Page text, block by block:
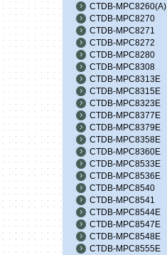
CTDB-MPC8260(A)
CTDB-MPC8270
CTDB-MPC8271
CTDB-MPC8272
CTDB-MPC8280
CTDB-MPC8308
CTDB-MPC8313E
CTDB-MPC8315E
CTDB-MPC8323E
CTDB-MPC8377E
CTDB-MPC8379E
CTDB-MPC8358E
CTDB-MPC8360E
CTDB-MPC8533E
CTDB-MPC8536E
CTDB-MPC8540
CTDB-MPC8541
CTDB-MPC8544E
CTDB-MPC8547E
CTDB-MPC8548E
CTDB-MPC8555E